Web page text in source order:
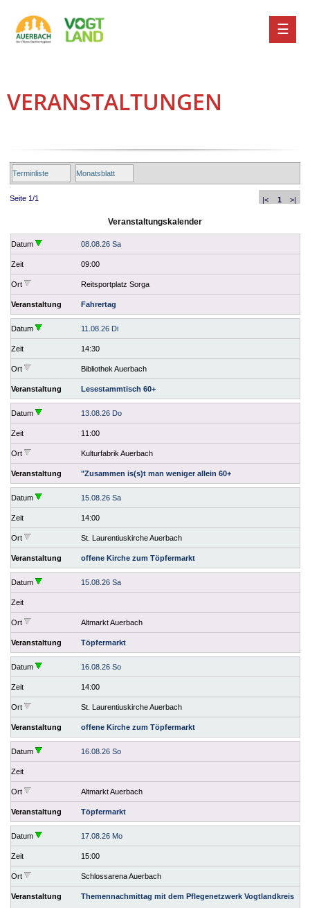
VERANSTALTUNGEN
Terminliste Monatsblatt
Seite 1/1 |< 1 >|
Veranstaltungskalender
Datum 08.08.26 Sa
Zeit 09:00
Ort Reitsportplatz Sorga
Veranstaltung Fahrertag
Datum 11.08.26 Di
Zeit 14:30
Ort Bibliothek Auerbach
Veranstaltung Lesestammtisch 60+
Datum 13.08.26 Do
Zeit 11:00
Ort Kulturfabrik Auerbach
Veranstaltung "Zusammen is(s)t man weniger allein 60+
Datum 15.08.26 Sa
Zeit 14:00
Ort St. Laurentiuskirche Auerbach
Veranstaltung offene Kirche zum Töpfermarkt
Datum 15.08.26 Sa
Zeit
Ort Altmarkt Auerbach
Veranstaltung Töpfermarkt
Datum 16.08.26 So
Zeit 14:00
Ort St. Laurentiuskirche Auerbach
Veranstaltung offene Kirche zum Töpfermarkt
Datum 16.08.26 So
Zeit
Ort Altmarkt Auerbach
Veranstaltung Töpfermarkt
Datum 17.08.26 Mo
Zeit 15:00
Ort Schlossarena Auerbach
Veranstaltung
Themennachmittag mit dem Pflegenetzwerk Vogtlandkreis